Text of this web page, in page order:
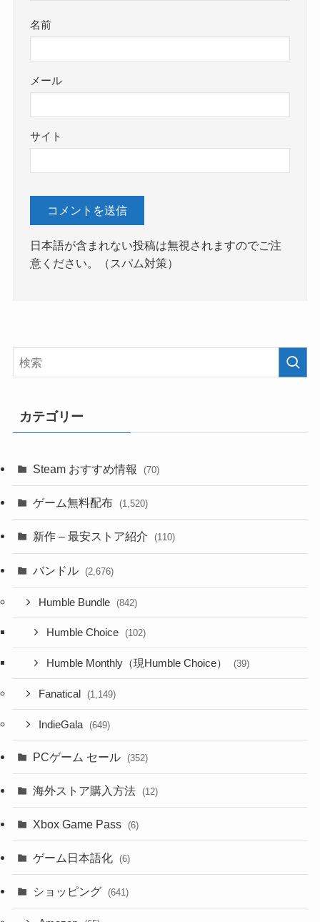
名前
メール
サイト
日本語が含まれない投稿は無視されますのでご注
意ください。（スパム対策）
カテゴリー
Steam おすすめ情報 (70)
ゲーム無料配布 (1,520)
新作 – 最安ストア紹介 (110)
バンドル (2,676)
Humble Bundle (842)
Humble Choice (102)
Humble Monthly（現Humble Choice） (39)
Fanatical (1,149)
IndieGala (649)
PCゲーム セール (352)
海外ストア購入方法 (12)
Xbox Game Pass (6)
ゲーム日本語化 (6)
ショッピング (641)